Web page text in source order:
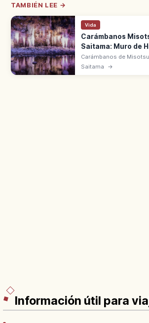
TAMBIÉN LEE →
Vida
Carámbanos
Saitama: Muro de
Chichibu
Carámbanos de
(Chichibu, Saitama),
Saitama →
Información útil para